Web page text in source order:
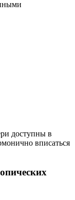
доступны в
вписаться